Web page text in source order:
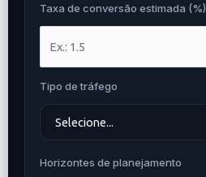
Taxa de conversão estimada (%)
Tipo de tráfego
Horizontes de planejamento